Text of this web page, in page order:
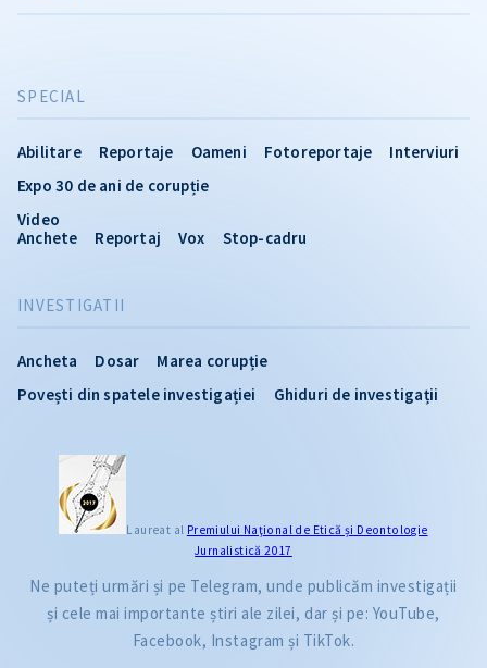
INVESTIGATII
Ancheta Dosar
Marea corupție
Povești din spatele investigației
Ghiduri de investigații
SPECIAL
Abilitare Reportaje Oameni Fotoreportaje
Interviuri
Expo 30 de ani de corupție
Video
Anchete
Reportaj Vox Stop-cadru
Laureat al Premiului Naţional de Etică și Deontologie
Jurnalistică 2017
Ne puteți urmări și pe Telegram, unde publicăm investigații
și cele mai importante știri ale zilei, dar și pe: YouTube,
Facebook, Instagram și TikTok.